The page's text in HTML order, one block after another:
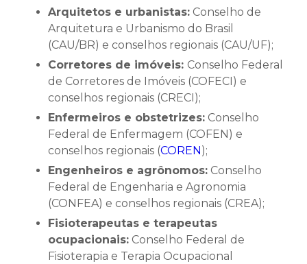
Arquitetos e urbanistas: Conselho de
Arquitetura e Urbanismo do Brasil
(CAU/BR) e conselhos regionais (CAU/UF);
Corretores de imóveis: Conselho Federal
de Corretores de Imóveis (COFECI) e
conselhos regionais (CRECI);
Enfermeiros e obstetrizes: Conselho
Federal de Enfermagem (COFEN) e
conselhos regionais (COREN );
Engenheiros e agrônomos: Conselho
Federal de Engenharia e Agronomia
(CONFEA) e conselhos regionais (CREA);
Fisioterapeutas e terapeutas
ocupacionais: Conselho Federal de
Fisioterapia e Terapia Ocupacional